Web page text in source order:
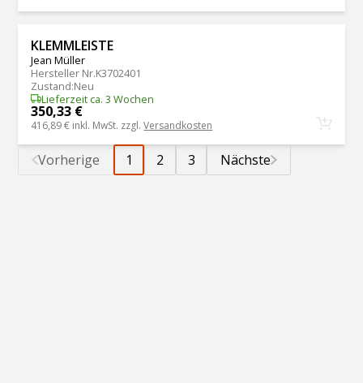
KLEMMLEISTE
Jean Müller
Hersteller Nr.K3702401
Zustand:Neu
Lieferzeit ca. 3 Wochen
350,33 €
416,89 € inkl. MwSt. zzgl.Versandkosten
Vorherige 1 2 3 Nächste